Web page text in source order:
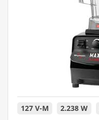
127 V-M 2.238 W